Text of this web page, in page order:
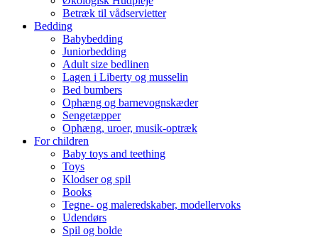
Betræk til vådservietter
Bedding
Babybedding
Juniorbedding
Adult size bedlinen
Lagen i Liberty og musselin
Bed bumbers
Ophæng og barnevognskæder
Sengetæpper
Ophæng, uroer, musik-optræk
For children
Baby toys and teething
Toys
Klodser og spil
Books
Tegne- og maleredskaber, modellervoks
Udendørs
Spil og bolde